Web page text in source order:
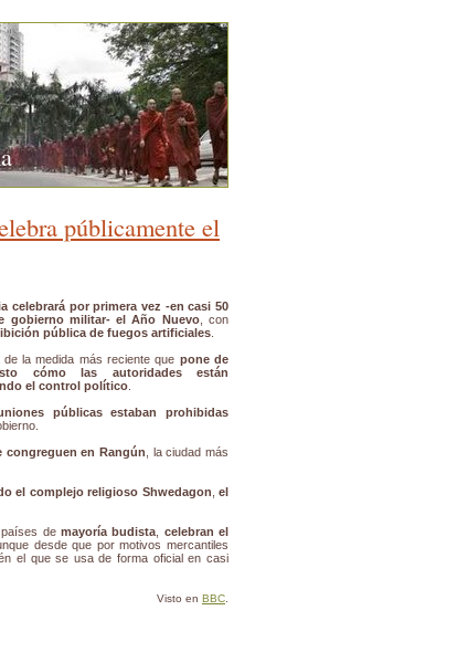
públicamente el
celebrará por primera vez -en casi 50
gobierno militar- el Año Nuevo, con
pública de fuegos artificiales
de la medida más reciente que pone de
cómo las autoridades están
el control político
públicas estaban prohibidas
congreguen en Rangún , la ciudad más
el complejo religioso Shwedagon ,el
países demayoría budista
celebran el
desde que por motivos mercantiles
el que se usa de forma oficial en casi
Visto en BBC